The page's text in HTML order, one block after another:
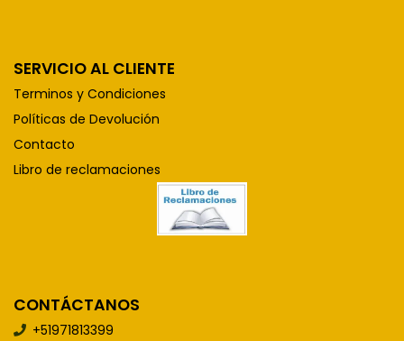
SERVICIO AL CLIENTE
Terminos y Condiciones
Políticas de Devolución
Contacto
Libro de reclamaciones
CONTÁCTANOS
+51971813399